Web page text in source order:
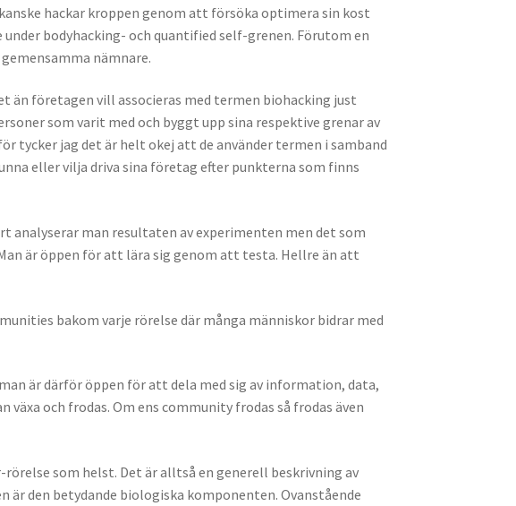
hackar kroppen genom att försöka optimera sin kost
bodyhacking- och quantified self-grenen. Förutom en
nämnare.
än företagen vill associeras med termen biohacking just
som varit med och byggt upp sina respektive grenar av
tycker jag det är helt okej att de använder termen i samband
eller vilja driva sina företag efter punkterna som finns
analyserar man resultaten av experimenten men det som
är öppen för att lära sig genom att testa. Hellre än att
bakom varje rörelse där många människor bidrar med
är därför öppen för att dela med sig av information, data,
och frodas. Om ens community frodas så frodas även
som helst. Det är alltså en generell beskrivning av
den betydande biologiska komponenten. Ovanstående